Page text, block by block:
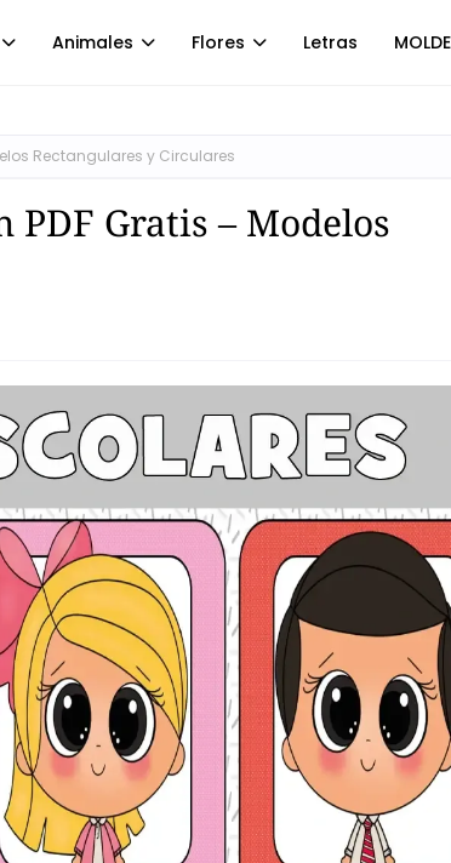
Animales Flores Letras
Rectangulares y Circulares
Gratis – Modelos